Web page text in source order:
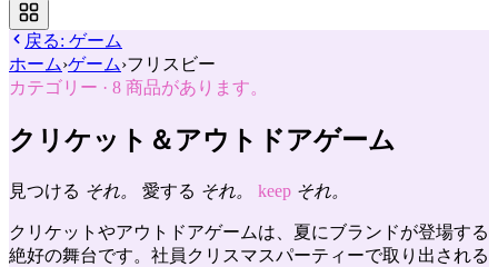
戻る: ゲーム
ホーム›ゲーム›フリスビー
カテゴリー · 8 商品があります。
クリケット＆アウトドアゲーム
見つける それ。 愛する それ。 keep それ。
クリケットやアウトドアゲームは、夏にブランドが登場する
絶好の舞台です。社員クリスマスパーティーで取り出される